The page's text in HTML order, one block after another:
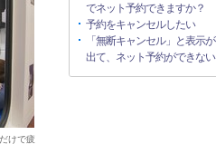
けで疲
でネット予約できますか？
予約をキャンセルしたい
「無断キャンセル」と表示が
出て、ネット予約ができない